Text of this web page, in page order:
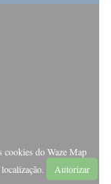
cookies do Waze Map
Autorizar